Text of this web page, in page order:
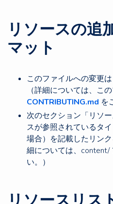
リソースの追
マット
このファイルへの変更
（詳細については、こ
CONTRIBUTING.md を
次のセクション「リソ
スが参照されているタ
場合）を記載したリン
細については、content/
い。）